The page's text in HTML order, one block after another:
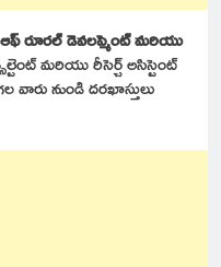
రూరల్ డెవలప్మెంట్ మరియు
మరియు రీసెర్చ్ అసిస్టెంట్
వారు నుండి దరఖాస్తులు